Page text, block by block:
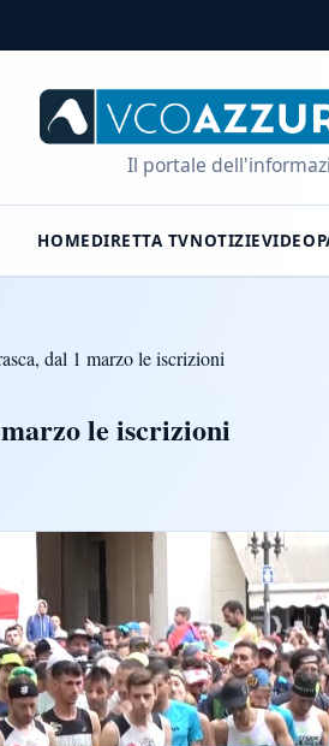
Il portale
HOMEDIRETTA TVNOTIZIEVIDEO
dal 1 marzo le iscrizioni
le iscrizioni